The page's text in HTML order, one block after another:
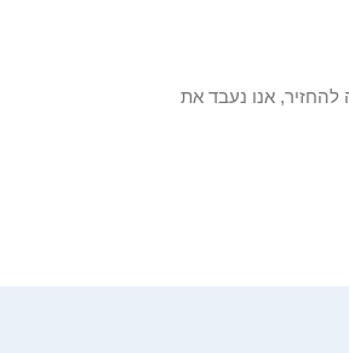
להחזיר, אנו נעבד את